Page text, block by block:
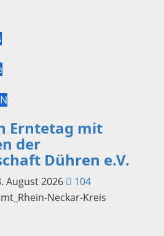
Erntetag mit
der
Dühren e.V.
August 2026 104